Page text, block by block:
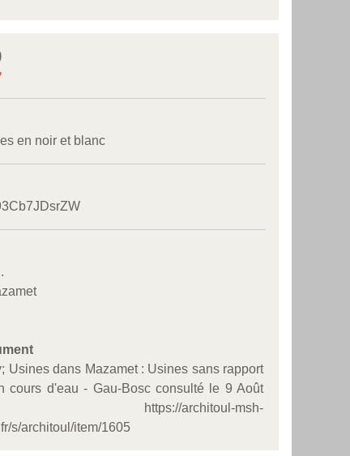
en noir et blanc
Usines dans Mazamet : Usines sans rapport
cours d'eau - Gau-Bosc consulté le 9 Août
architoul-msh-
s/architoul/item/1605